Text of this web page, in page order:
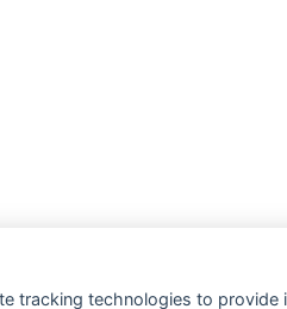
tracking technologies to provide